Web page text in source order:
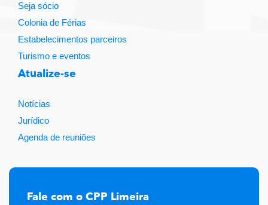
Seja sócio
Colonia de Férias
Estabelecimentos parceiros
Turismo e eventos
Atualize-se
Notícias
Jurídico
Agenda de reuniões
Fale com o CPP Limeira